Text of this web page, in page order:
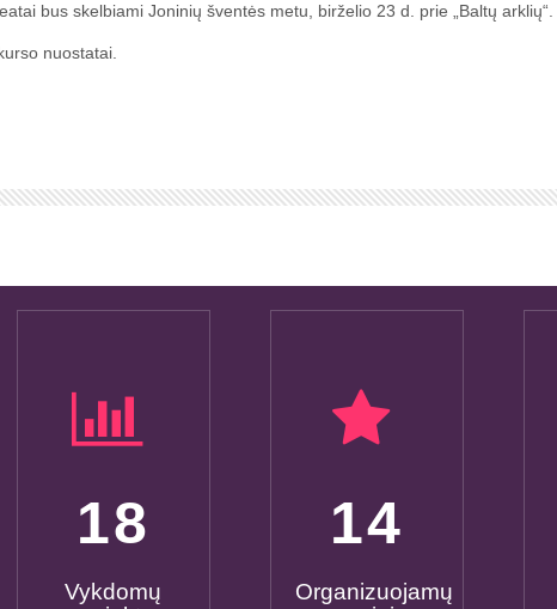
bus skelbiami Joninių šventės metu, birželio 23 d. prie „Baltų arklių“.
nuostatai.
20
Vykdomų
15
Organizuojamų